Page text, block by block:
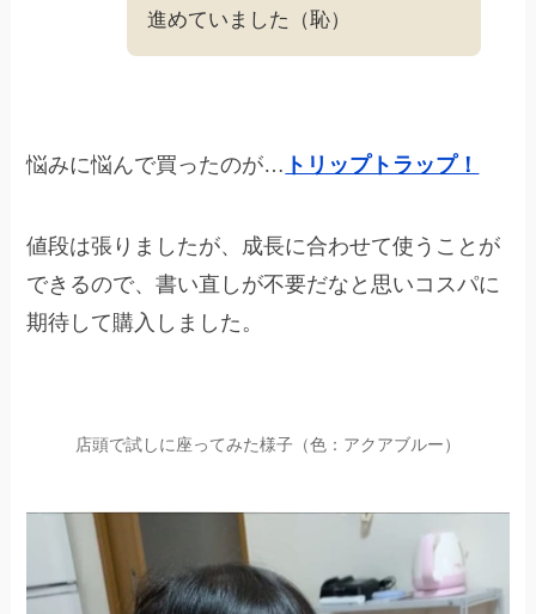
進めていました（恥）
悩みに悩んで買ったのが… トリップトラップ！
値段は張りましたが、成長に合わせて使うことが
できるので、書い直しが不要だなと思いコスパに
期待して購入しました。
店頭で試しに座ってみた様子（色：アクアブルー）